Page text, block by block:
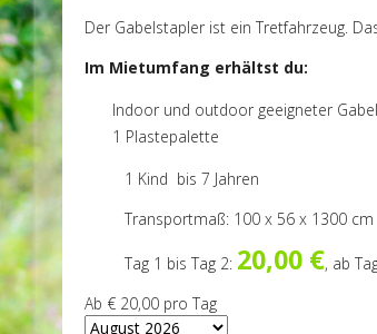
Der Gabelstapler ist ein Tretfahrzeug.
Im Mietumfang erhältst du:
Indoor und outdoor geeigneter
1 Plastepalette
1 Kind bis 7 Jahren
Transportmaß: 100 x 56 x 1300 cm
Tag 1 bis Tag 2: 20,00 €, ab
Ab € 20,00 pro Tag